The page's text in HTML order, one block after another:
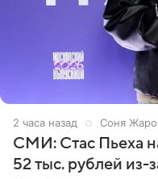
2 часа назад Соня
СМИ: Стас Пьеха
52 тыс. рублей